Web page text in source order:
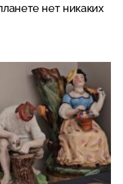
нет никаких